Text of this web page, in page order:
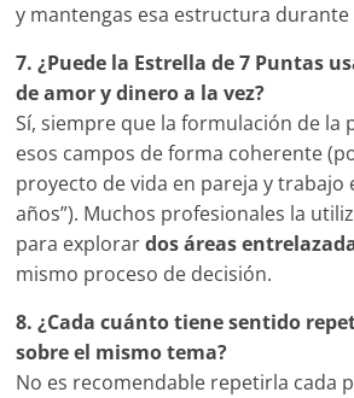
y mantengas esa estructura
7. ¿Puede la Estrella de 7 Puntas
de amor y dinero a la vez?
Sí, siempre que la formulación de la
esos campos de forma coherente
proyecto de vida en pareja y trabajo
años”). Muchos profesionales la
para explorardos áreas
mismo proceso de decisión.
8. ¿Cada cuánto tiene sentido
sobre el mismo tema?
No es recomendable repetirla cada